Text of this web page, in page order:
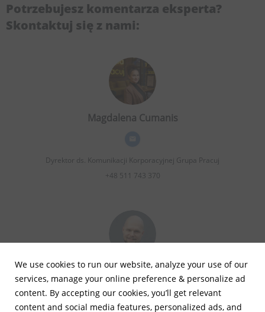
Potrzebujesz komentarza eksperta?
Skontaktuj się z nami:
Magdalena Cumanis
Dyrektor ds. Komunikacji Korporacyjnej Grupa Pracuj
+48 511 743 370
Arkadiusz Lorenc
We use cookies to run our website, analyze your use of our
services, manage your online preference & personalize ad
content. By accepting our cookies, you’ll get relevant
content and social media features, personalized ads, and
We use cookies to run our website, analyze your use of our
services, manage your online preference & personalize ad
content. By accepting our cookies, you’ll get relevant
content and social media features, personalized ads, and